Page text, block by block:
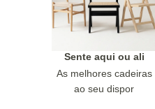
Sente aqui ou ali
As melhores cadeiras
ao seu dispor